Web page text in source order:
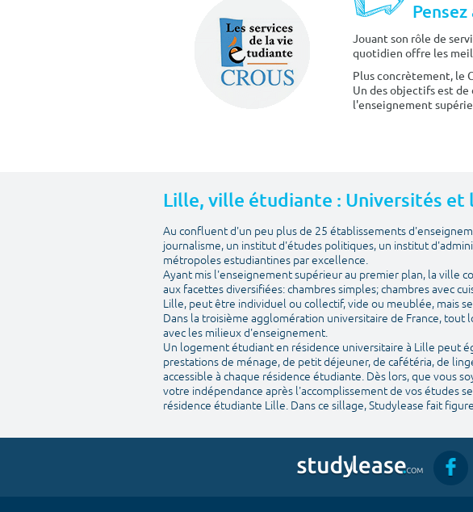
Jouant son rôle de
quotidien offre les
Plus concrètement, le
Un des objectifs est de
l'enseignement
Lille, ville étudiante : Universités
Au confluent d'un peu plus de 25 établissements
journalisme, un institut d'études politiques, un institut
métropoles estudiantines par excellence.
Ayant mis l'enseignement supérieur au premier plan, la ville
aux facettes diversifiées: chambres simples; chambres avec
Lille, peut être individuel ou collectif, vide ou meublée, mais
Dans la troisième agglomération universitaire de France,
avec les milieux d'enseignement.
Un logement étudiant en résidence universitaire à Lille peut
prestations de ménage, de petit déjeuner, de cafétéria, de
accessible à chaque résidence étudiante. Dès lors, que vous
votre indépendance après l'accomplissement de vos études
résidence étudiante Lille. Dans ce sillage, Studylease fait